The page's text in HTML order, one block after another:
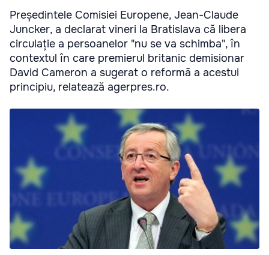
Președintele Comisiei Europene, Jean-Claude
Juncker, a declarat vineri la Bratislava că libera
circulație a persoanelor "nu se va schimba", în
contextul în care premierul britanic demisionar
David Cameron a sugerat o reformă a acestui
principiu, relatează agerpres.ro.